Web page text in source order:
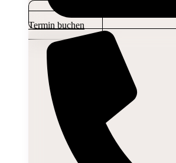
Termin buchen